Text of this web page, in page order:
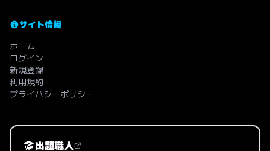
サイト情報
ホーム
ログイン
新規登録
利用規約
プライバシーポリシー
出題職人